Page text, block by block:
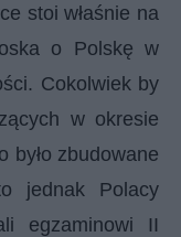
stoi właśnie na
o Polskę w
Cokolwiek by
w okresie
było zbudowane
jednak Polacy
egzaminowi II